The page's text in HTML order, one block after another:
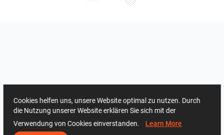
Cookies helfen uns, unsere Website optimal zu nutzen. Durch
die Nutzung unserer Website erklären Sie sich mit der
Verwendung von Cookies einverstanden. Learn More